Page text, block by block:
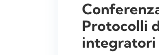
Protocolli
integratori